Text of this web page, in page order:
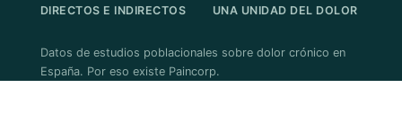
DIRECTOS E INDIRECTOS
UNA UNIDAD DEL DOLOR
Datos de estudios poblacionales sobre dolor crónico en
España. Por eso existe Paincorp.